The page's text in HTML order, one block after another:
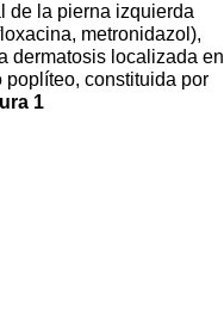
de la pierna izquierda
metronidazol),
dermatosis localizada en
constituida por
1